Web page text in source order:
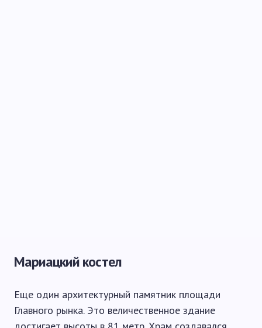
Мариацкий костел
Еще один архитектурный памятник площади
Главного рынка. Это величественное здание